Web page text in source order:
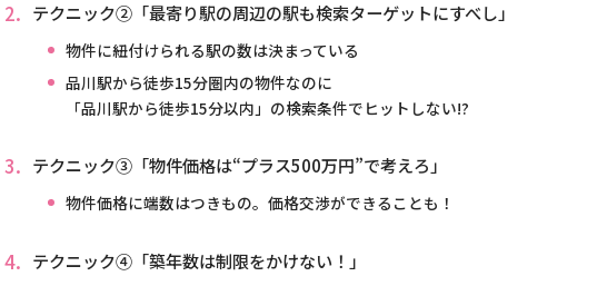
テクニック②「最寄り駅の周辺の駅も検索ターゲットにすべし」
物件に紐付けられる駅の数は決まっている
品川駅から徒歩15分圏内の物件なのに
「品川駅から徒歩15分以内」の検索条件でヒットしない!?
テクニック③「物件価格は“プラス500万円”で考えろ」
物件価格に端数はつきもの。価格交渉ができることも！
テクニック④「築年数は制限をかけない！」